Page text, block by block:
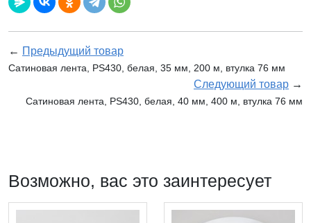
← Предыдущий товар
Сатиновая лента, PS430, белая, 35 мм, 200 м, втулка 76 мм
Следующий товар →
Сатиновая лента, PS430, белая, 40 мм, 400 м, втулка 76 мм
Возможно, вас это заинтересует